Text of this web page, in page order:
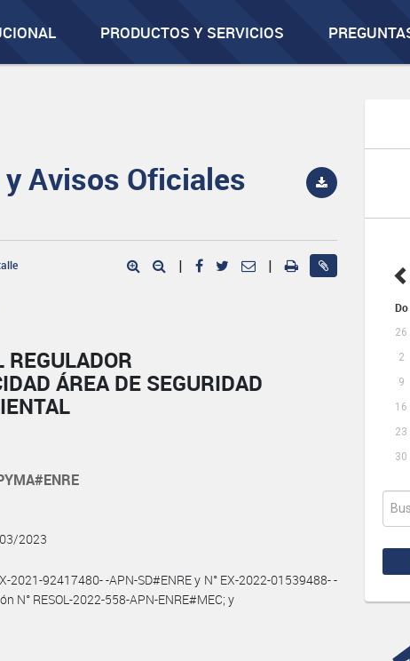
PRODUCTOS Y SERVICIOS
Do
26
2
9
16
23
30
Avisos Oficiales
| |
REGULADOR
ÁREA DE SEGURIDAD
2023
2021-92417480- -APN-SD#ENRE y N° EX-2022-01539488- -
N° RESOL-2022-558-APN-ENRE#MEC; y